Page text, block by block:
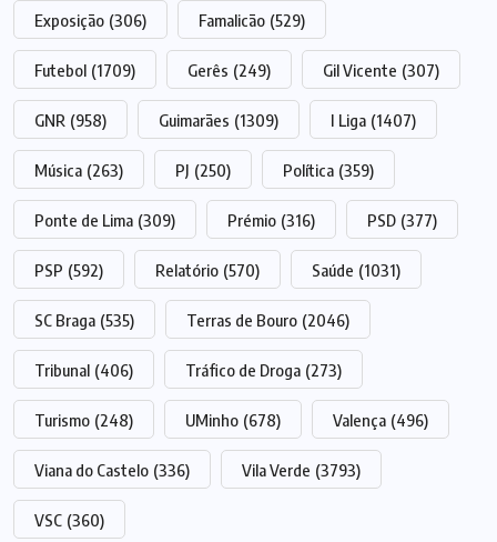
Exposição (306) Famalicão (529)
Futebol (1709) Gerês (249) Gil Vicente (307)
GNR (958) Guimarães (1309) I Liga (1407)
Música (263) PJ (250) Política (359)
Ponte de Lima (309) Prémio (316) PSD (377)
PSP (592) Relatório (570) Saúde (1031)
SC Braga (535) Terras de Bouro (2046)
Tribunal (406) Tráfico de Droga (273)
Turismo (248) UMinho (678) Valença (496)
Viana do Castelo (336) Vila Verde (3793)
VSC (360)